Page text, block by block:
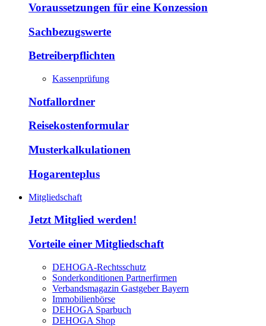
Voraussetzungen für eine Konzession
Sachbezugswerte
Betreiberpflichten
Kassenprüfung
Notfallordner
Reisekostenformular
Musterkalkulationen
Hogarenteplus
Mitgliedschaft
Jetzt Mitglied werden!
Vorteile einer Mitgliedschaft
DEHOGA-Rechtsschutz
Sonderkonditionen Partnerfirmen
Verbandsmagazin Gastgeber Bayern
Immobilienbörse
DEHOGA Sparbuch
DEHOGA Shop